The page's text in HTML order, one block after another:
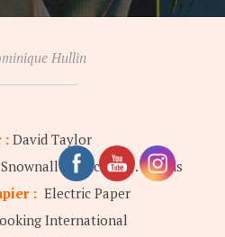
Hullin
:David Taylor
& Michael J. Woods
: Electric Paper
International